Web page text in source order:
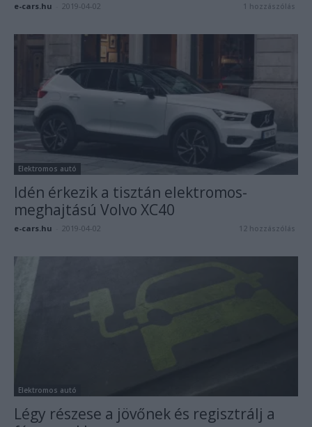
e-cars.hu 2019-04-02 1 hozzászólás
Elektromos autó
Idén érkezik a tisztán elektromos-
meghajtású Volvo XC40
e-cars.hu 2019-04-02 12 hozzászólás
Elektromos autó
Légy részese a jövőnek és regisztrálj a